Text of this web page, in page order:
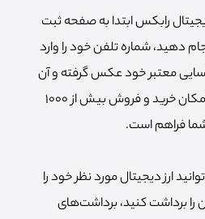
رابکس ابتدا به صفحه ثبت
دهید، شماره تلفن خود را وارد
معتبر خود عکس گرفته و آن
را در سایت اپلود کنید. حال امکان خرید و فروش بیش از ۱۰۰۰
شما فراهم است.
ارز دیجیتال مورد نظر خود را
را برداشت کنید، برداشت‌های